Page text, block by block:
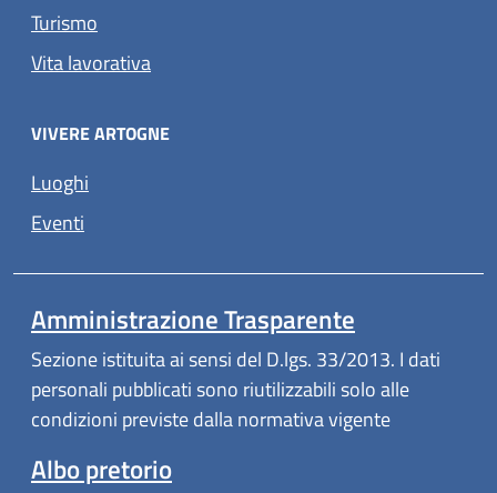
Turismo
Vita lavorativa
VIVERE ARTOGNE
Luoghi
Eventi
Amministrazione Trasparente
Sezione istituita ai sensi del D.lgs. 33/2013. I dati
personali pubblicati sono riutilizzabili solo alle
condizioni previste dalla normativa vigente
Albo pretorio